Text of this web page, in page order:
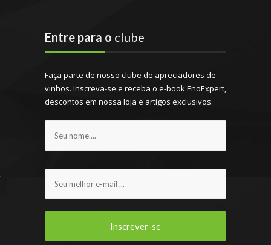
Entre para o clube
Faça parte de nosso clube de apreciadores de
vinhos. Inscreva-se e receba o e-book EnoExpert,
descontos em nossa loja e artigos exclusivos.